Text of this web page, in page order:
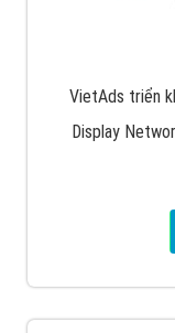
VietAds triển
Display